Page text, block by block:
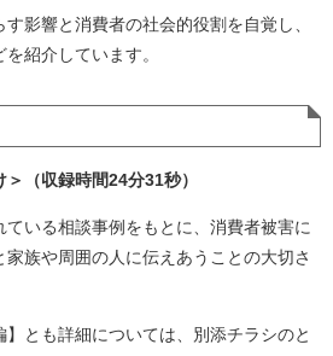
影響と消費者の社会的役割を自覚し、
紹介しています。
（収録時間24分31秒）
いる相談事例をもとに、消費者被害に
族や周囲の人に伝えあうことの大切さ
とも詳細については、別添チラシのと